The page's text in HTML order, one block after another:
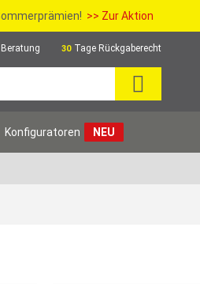
>> Zur Aktion
30 Tage Rückgaberecht
Konfiguratoren NEU